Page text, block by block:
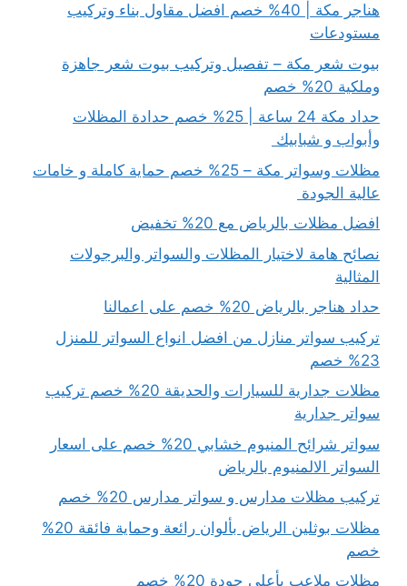
هناجر مكة | 40% خصم افضل مقاول بناء وتركيب
مستودعات
بيوت شعر مكة – تفصيل وتركيب بيوت شعر جاهزة
وملكية 20% خصم
حداد مكة 24 ساعة | 25% خصم حدادة المظلات
وأبواب و شبابيك
مظلات وسواتر مكة – 25% خصم حماية كاملة و خامات
عالية الجودة
افضل مظلات بالرياض مع 20% تخفيض
نصائح هامة لاختيار المظلات والسواتر والبرجولات
المثالية
حداد هناجر بالرياض 20% خصم على اعمالنا
تركيب سواتر منازل من افضل انواع السواتر للمنزل
23% خصم
مظلات جدارية للسيارات والحديقة 20% خصم تركيب
سواتر جدارية
سواتر شرائح المنيوم خشابي 20% خصم على اسعار
السواتر الالمنيوم بالرياض
تركيب مظلات مدارس و سواتر مدارس 20% خصم
مظلات بوثلين الرياض بألوان رائعة وحماية فائقة 20%
خصم
مظلات ملاعب بأعلى جودة 20% خصم